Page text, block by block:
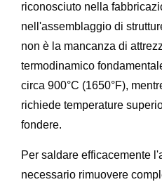
riconosciuto nella
nell'assemblaggio di
non è la mancanza di
termodinamico
circa 900°C (1650°F),
richiede temperature
fondere.
Per saldare efficacemente
necessario rimuovere